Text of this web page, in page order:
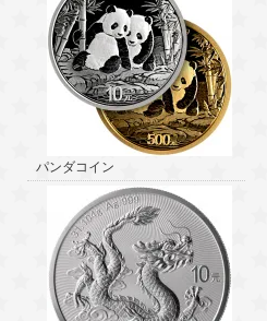
パンダコイン